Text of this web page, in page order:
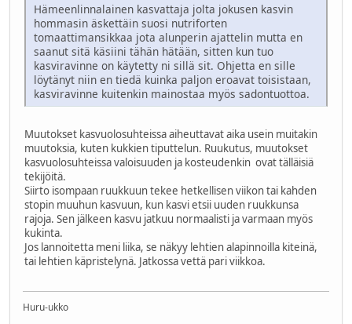
Hämeenlinnalainen kasvattaja jolta jokusen kasvin
hommasin äskettäin suosi nutriforten
tomaattimansikkaa jota alunperin ajattelin mutta en
saanut sitä käsiini tähän hätään, sitten kun tuo
kasviravinne on käytetty ni sillä sit. Ohjetta en sille
löytänyt niin en tiedä kuinka paljon eroavat toisistaan,
kasviravinne kuitenkin mainostaa myös sadontuottoa.
Muutokset kasvuolosuhteissa aiheuttavat aika usein muitakin
muutoksia, kuten kukkien tiputtelun. Ruukutus, muutokset
kasvuolosuhteissa valoisuuden ja kosteudenkin ovat tälläisiä
tekijöitä.
Siirto isompaan ruukkuun tekee hetkellisen viikon tai kahden
stopin muuhun kasvuun, kun kasvi etsii uuden ruukkunsa
rajoja. Sen jälkeen kasvu jatkuu normaalisti ja varmaan myös
kukinta.
Jos lannoitetta meni liika, se näkyy lehtien alapinnoilla kiteinä,
tai lehtien käpristelynä. Jatkossa vettä pari viikkoa.
Huru-ukko